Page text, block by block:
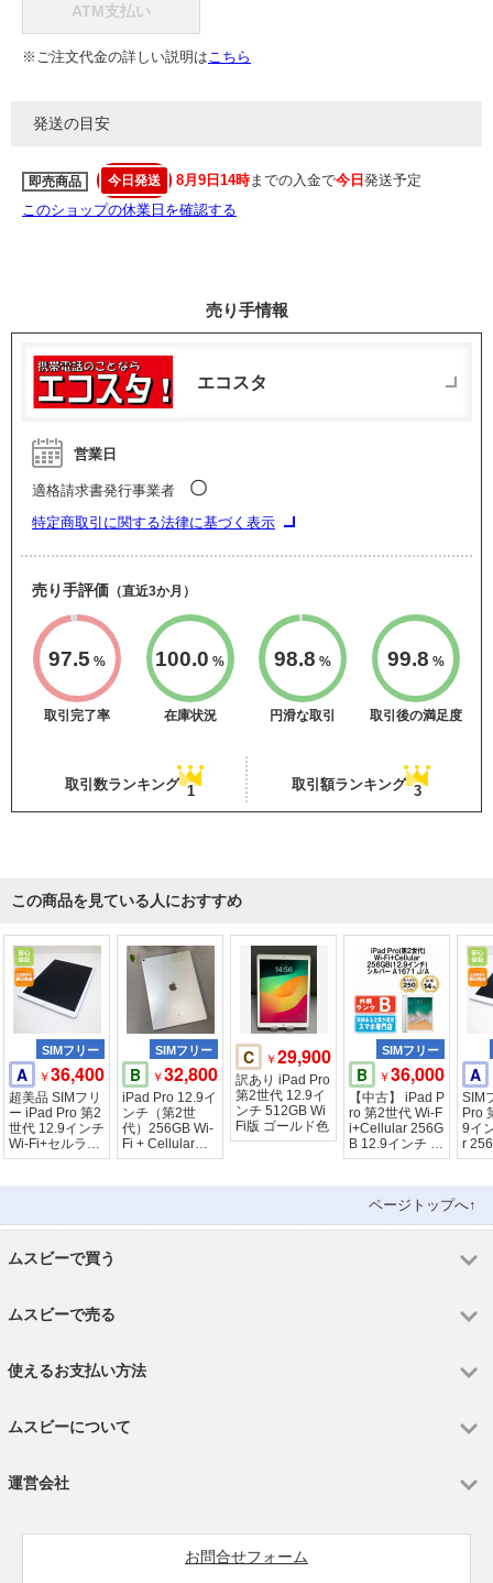
ATM支払い
※ご注文代金の詳しい説明はこちら
発送の目安
即売商品 今日発送 8月9日14時までの入金で今日 発送予定
このショップの休業日を確認する
売り手情報
エコスタ
営業日
適格請求書発行事業者 〇
特定商取引に関する法律に基づく表示
売り手評価 （直近3か月）
97.5 %
取引完了率
100.0 %
在庫状況
98.8 %
円滑な取引
99.8 %
取引後の満足度
取引数ランキング 1 取引額ランキング 3
この商品を見ている人におすすめ
SIMフリー
A ￥36,400
超美品 SIMフリ
ー iPad Pro 第2
世代 12.9インチ
Wi-Fi+セルラー
256GB
SIMフリー
B ￥32,800
iPad Pro 12.9イ
ンチ（第2世
代）256GB Wi-
Fi + Cellularモ
デル
C ￥29,900
訳あり iPad Pro
第2世代 12.9イ
ンチ 512GB Wi
Fi版 ゴールド色
SIMフリー
B ￥36,000
【中古】 iPad P
ro 第2世代 Wi-F
i+Cellular 256G
B 12.9インチ シ
ルバー A1671 i
A
SIM
Pro
9イ
r
ー
ページトップへ↑
ムスビーで買う
ムスビーで売る
使えるお支払い方法
ムスビーについて
運営会社
お問合せフォーム